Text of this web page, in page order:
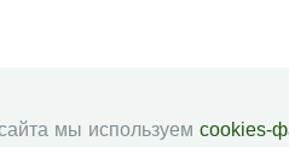
мы используем cookies-